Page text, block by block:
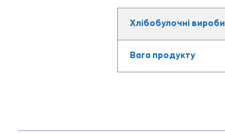
Хлібобулочні вироби
Вага продукту